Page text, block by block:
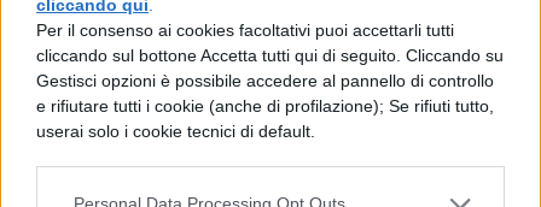
cliccando qui
Per il consenso ai cookies facoltativi puoi accettarli tutti
cliccando sul bottone Accetta tutti qui di seguito. Cliccando su
Gestisci opzioni è possibile accedere al pannello di controllo
e rifiutare tutti i cookie (anche di profilazione); Se rifiuti tutto,
userai solo i cookie tecnici di default.
poco convenienti osservando anzitutto che
“la qualità” stessa delle novelle lo ha
richiesto, la forma doveva essere coerente
con la materia.
Nella conclusione dell’opera, Boccaccio,